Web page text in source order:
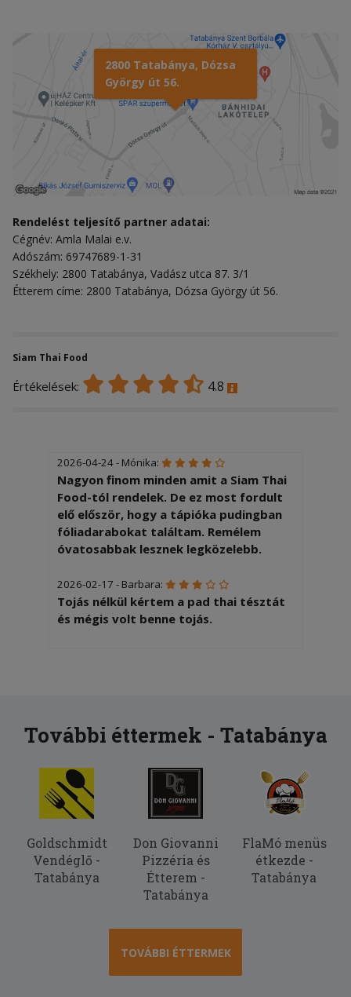
2800 Tatabánya, Dózsa
György út 56.
Rendelést teljesítő partner adatai:
Cégnév: Amla Malai e.v.
Adószám: 69747689-1-31
Székhely: 2800 Tatabánya, Vadász utca 87. 3/1
Étterem címe: 2800 Tatabánya, Dózsa György út 56.
Siam Thai Food
Értékelések: 4.8
2026-04-24 - Mónika:
Nagyon finom minden amit a Siam Thai
Food-tól rendelek. De ez most fordult
elő először, hogy a tápióka pudingban
fóliadarabokat találtam. Remélem
óvatosabbak lesznek legközelebb.
2026-02-17 - Barbara:
Tojás nélkül kértem a pad thai tésztát
és mégis volt benne tojás.
További éttermek - Tatabánya
Goldschmidt
Vendéglő -
Tatabánya
Don Giovanni
Pizzéria és
Étterem -
Tatabánya
FlaMó menüs
étkezde -
Tatabánya
TOVÁBBI ÉTTERMEK